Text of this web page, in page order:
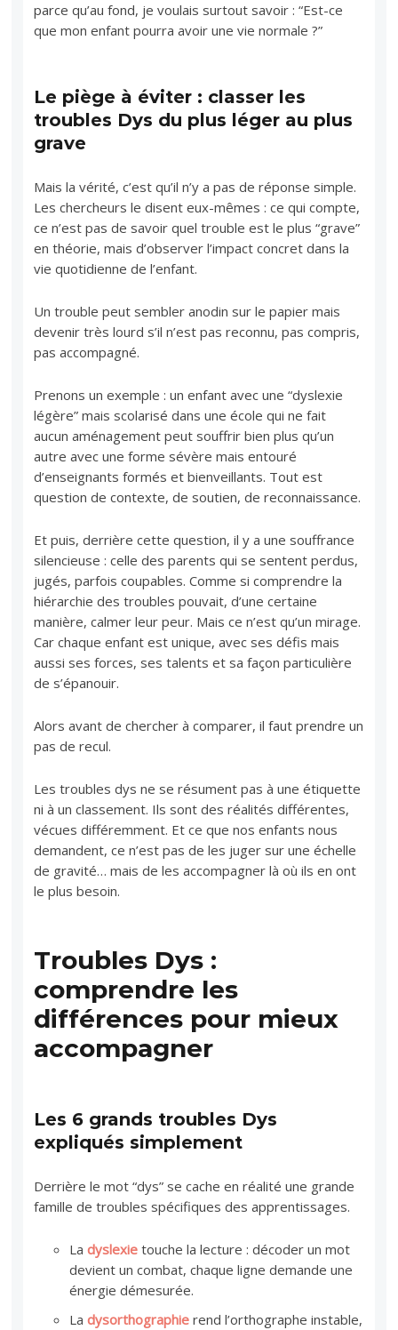
parce qu’au fond, je voulais surtout savoir : “Est-ce
que mon enfant pourra avoir une vie normale ?”
Le piège à éviter : classer les
troubles Dys du plus léger au plus
grave
Mais la vérité, c’est qu’il n’y a pas de réponse simple.
Les chercheurs le disent eux-mêmes : ce qui compte,
ce n’est pas de savoir quel trouble est le plus “grave”
en théorie, mais d’observer l’impact concret dans la
vie quotidienne de l’enfant.
Un trouble peut sembler anodin sur le papier mais
devenir très lourd s’il n’est pas reconnu, pas compris,
pas accompagné.
Prenons un exemple : un enfant avec une “dyslexie
légère” mais scolarisé dans une école qui ne fait
aucun aménagement peut souffrir bien plus qu’un
autre avec une forme sévère mais entouré
d’enseignants formés et bienveillants. Tout est
question de contexte, de soutien, de reconnaissance.
Et puis, derrière cette question, il y a une souffrance
silencieuse : celle des parents qui se sentent perdus,
jugés, parfois coupables. Comme si comprendre la
hiérarchie des troubles pouvait, d’une certaine
manière, calmer leur peur. Mais ce n’est qu’un mirage.
Car chaque enfant est unique, avec ses défis mais
aussi ses forces, ses talents et sa façon particulière
de s’épanouir.
Alors avant de chercher à comparer, il faut prendre un
pas de recul.
Les troubles dys ne se résument pas à une étiquette
ni à un classement. Ils sont des réalités différentes,
vécues différemment. Et ce que nos enfants nous
demandent, ce n’est pas de les juger sur une échelle
de gravité… mais de les accompagner là où ils en ont
le plus besoin.
Troubles Dys :
comprendre les
différences pour mieux
accompagner
Les 6 grands troubles Dys
expliqués simplement
Derrière le mot “dys” se cache en réalité une grande
famille de troubles spécifiques des apprentissages.
Ladyslexie touche la lecture : décoder un mot
devient un combat, chaque ligne demande une
énergie démesurée.
Ladysorthographie rend l’orthographe instable,